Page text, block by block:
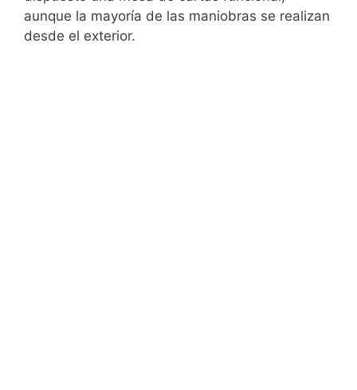
aunque la mayoría de las maniobras se realizan
desde el exterior.